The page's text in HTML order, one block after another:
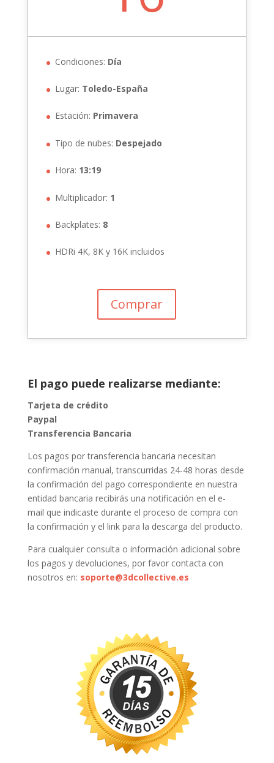
Condiciones: Día
Lugar: Toledo-España
Estación: Primavera
Tipo de nubes: Despejado
Hora: 13:19
Multiplicador: 1
Backplates: 8
HDRi 4K, 8K y 16K incluidos
Comprar
El pago puede realizarse mediante:
Tarjeta de crédito
Paypal
Transferencia Bancaria
Los pagos por transferencia bancaria necesitan
confirmación manual, transcurridas 24-48 horas desde
la confirmación del pago correspondiente en nuestra
entidad bancaria recibirás una notificación en el e-
mail que indicaste durante el proceso de compra con
la confirmación y el link para la descarga del producto.
Para cualquier consulta o información adicional sobre
los pagos y devoluciones, por favor contacta con
nosotros en: soporte@3dcollective.es